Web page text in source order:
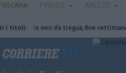
FIRENZE AREZZO
i titoli:
non dà tregua, fine settimana rovente